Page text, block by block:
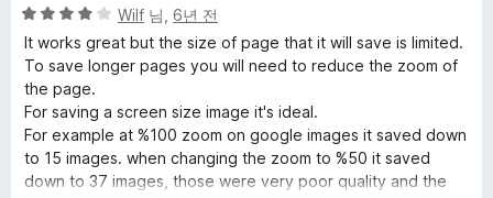
5
점
5
점
만
점
에
4
점
Wilf 님, 6년 전
It works great but the size of page that it will save is limited.
To save longer pages you will need to reduce the zoom of
the page.
For saving a screen size image it's ideal.
For example at %100 zoom on google images it saved down
to 15 images. when changing the zoom to %50 it saved
down to 37 images, those were very poor quality and the